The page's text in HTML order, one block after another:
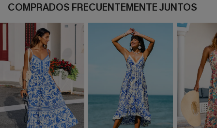
COMPRADOS FRECUENTEMENTE JUNTOS